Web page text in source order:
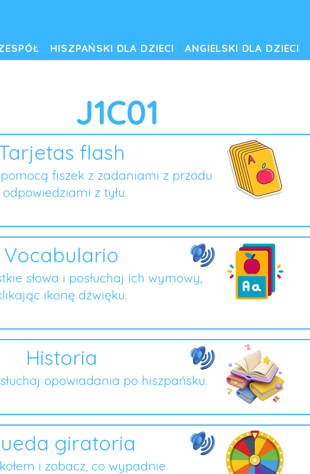
HISZPAŃSKI DLA DZIECI ANGIELSKI DLA DZIECI
J1C01
flash
fiszek z zadaniami z przodu
odpowiedziami z tyłu.
Vocabulario
słowa i posłuchaj ich wymowy,
ikonę dźwięku.
Historia
opowiadania po hiszpańsku.
giratoria
i zobacz, co wypadnie.